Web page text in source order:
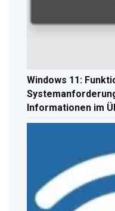
Windows 11:
Informationen im